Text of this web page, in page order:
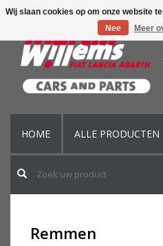
HOME ALLE PRODUCTEN
Remmen
Wij slaan cookies op om onze website
Nee
Meer